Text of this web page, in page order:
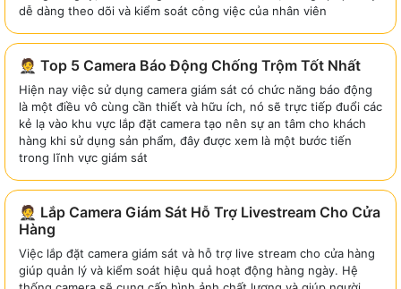
dễ dàng theo dõi và kiểm soát công việc của nhân viên
🤵 Top 5 Camera Báo Động Chống Trộm Tốt Nhất
Hiện nay việc sử dụng camera giám sát có chức năng báo động
là một điều vô cùng cần thiết và hữu ích, nó sẽ trực tiếp đuổi các
kẻ lạ vào khu vực lắp đặt camera tạo nên sự an tâm cho khách
hàng khi sử dụng sản phẩm, đây được xem là một bước tiến
trong lĩnh vực giám sát
🤵 Lắp Camera Giám Sát Hỗ Trợ Livestream Cho Cửa
Hàng
Việc lắp đặt camera giám sát và hỗ trợ live stream cho cửa hàng
giúp quản lý và kiểm soát hiệu quả hoạt động hàng ngày. Hệ